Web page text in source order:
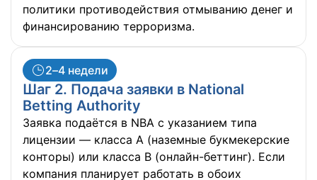
политики противодействия отмыванию денег и
финансированию терроризма.
Шаг 2. Подача заявки в National
Betting Authority
2–4 недели
Заявка подаётся в NBA с указанием типа
лицензии — класса A (наземные букмекерские
конторы) или класса B (онлайн-беттинг). Если
компания планирует работать в обоих